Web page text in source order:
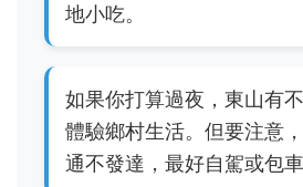
地小吃。
如果你打算過夜，東山有
體驗鄉村生活。但要注意
通不發達，最好自駕或包車